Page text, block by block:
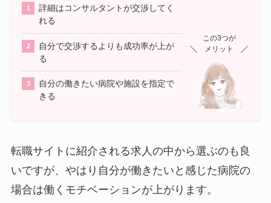
詳細はコンサルタントが交渉してく
れる
自分で交渉するよりも成功率が上が
る
自分の働きたい病院や施設を指定で
きる
この3つが
メリット
転職サイトに紹介される求人の中から選ぶのも良
いですが、やはり自分が働きたいと感じた病院の
場合は働くモチベーションが上がります。